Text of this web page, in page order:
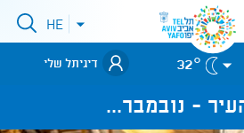
לאתר עיריית
תל-אביב
פתיחתHE
32° דיגיתל שלי
- נובמבר...